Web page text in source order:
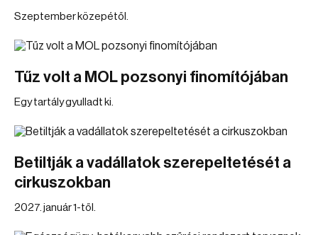
Szeptember közepétől.
Tűz volt a MOL pozsonyi finomítójában
Egy tartály gyulladt ki.
Betiltják a vadállatok szerepeltetését a
cirkuszokban
2027. január 1-től.